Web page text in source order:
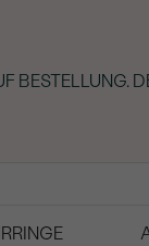
BESTELLUNG.